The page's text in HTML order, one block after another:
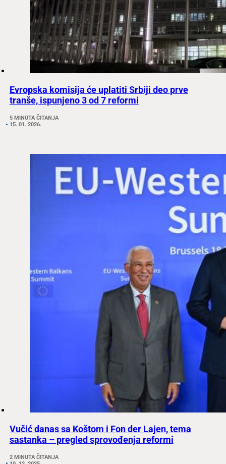
Evropska komisija će uplatiti Srbiji deo prve
tranše, ispunjeno 3 od 7 reformi
5 MINUTA ČITANJA
15. 01. 2026.
Vučić danas sa Koštom i Fon der Lajen, tema
sastanka – pregled sprovođenja reformi
2 MINUTA ČITANJA